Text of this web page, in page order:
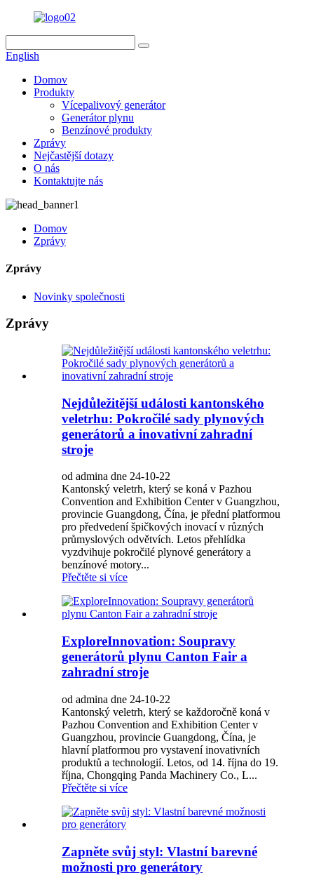
English
Domov
Produkty
Vícepalivový generátor
Generátor plynu
Benzínové produkty
Zprávy
Nejčastější dotazy
O nás
Kontaktujte nás
Domov
Zprávy
Zprávy
Novinky společnosti
Zprávy
Nejdůležitější události kantonského
veletrhu: Pokročilé sady plynových
generátorů a inovativní zahradní
stroje
od admina dne 24-10-22
Kantonský veletrh, který se koná v Pazhou
Convention and Exhibition Center v Guangzhou,
provincie Guangdong, Čína, je přední platformou
pro předvedení špičkových inovací v různých
průmyslových odvětvích. Letos přehlídka
vyzdvihuje pokročilé plynové generátory a
benzínové motory...
Přečtěte si více
ExploreInnovation: Soupravy
generátorů plynu Canton Fair a
zahradní stroje
od admina dne 24-10-22
Kantonský veletrh, který se každoročně koná v
Pazhou Convention and Exhibition Center v
Guangzhou, provincie Guangdong, Čína, je
hlavní platformou pro vystavení inovativních
produktů a technologií. Letos, od 14. října do 19.
října, Chongqing Panda Machinery Co., L...
Přečtěte si více
Zapněte svůj styl: Vlastní barevné
možnosti pro generátory